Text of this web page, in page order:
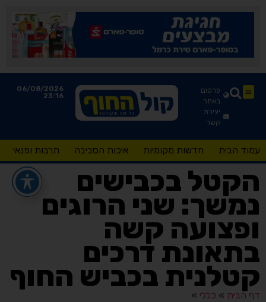
פרסום
באתר
יצירת
קשר
06/08/2026
23:16
עמוד הבית חדשות מקומיות איכות הסביבה תרבות ופנאי
הקטל בכבישים
נמשך: שני הרוגים
ופצועה קשה
בתאונת דרכים
קטלנית בכביש החוף
דף הבית » כללי »